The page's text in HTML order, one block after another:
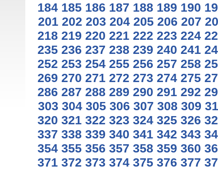
184 185 186 187 188 189 190
201 202 203 204 205 206 207
218 219 220 221 222 223 224
235 236 237 238 239 240 241
252 253 254 255 256 257 258
269 270 271 272 273 274 275
286 287 288 289 290 291 292
303 304 305 306 307 308 309
320 321 322 323 324 325 326
337 338 339 340 341 342 343
354 355 356 357 358 359 360
371 372 373 374 375 376 377